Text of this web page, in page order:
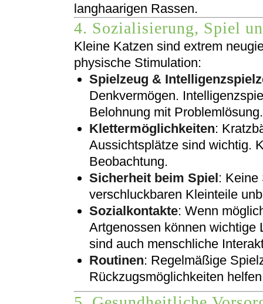
langhaarigen Rassen.
4. Sozialisierung, Spiel
Kleine Katzen sind extrem
physische Stimulation:
Spielzeug &
Denkvermögen.
Belohnung mit Problemlösung.
Klettermöglichkeiten:
Aussichtsplätze sind wichtig.
Beobachtung.
Sicherheit beim Spiel: Keine
verschluckbaren Kleinteile
Sozialkontakte: Wenn
Artgenossen können wichtige
sind auch menschliche
Routinen: Regelmäßige
Rückzugsmöglichkeiten